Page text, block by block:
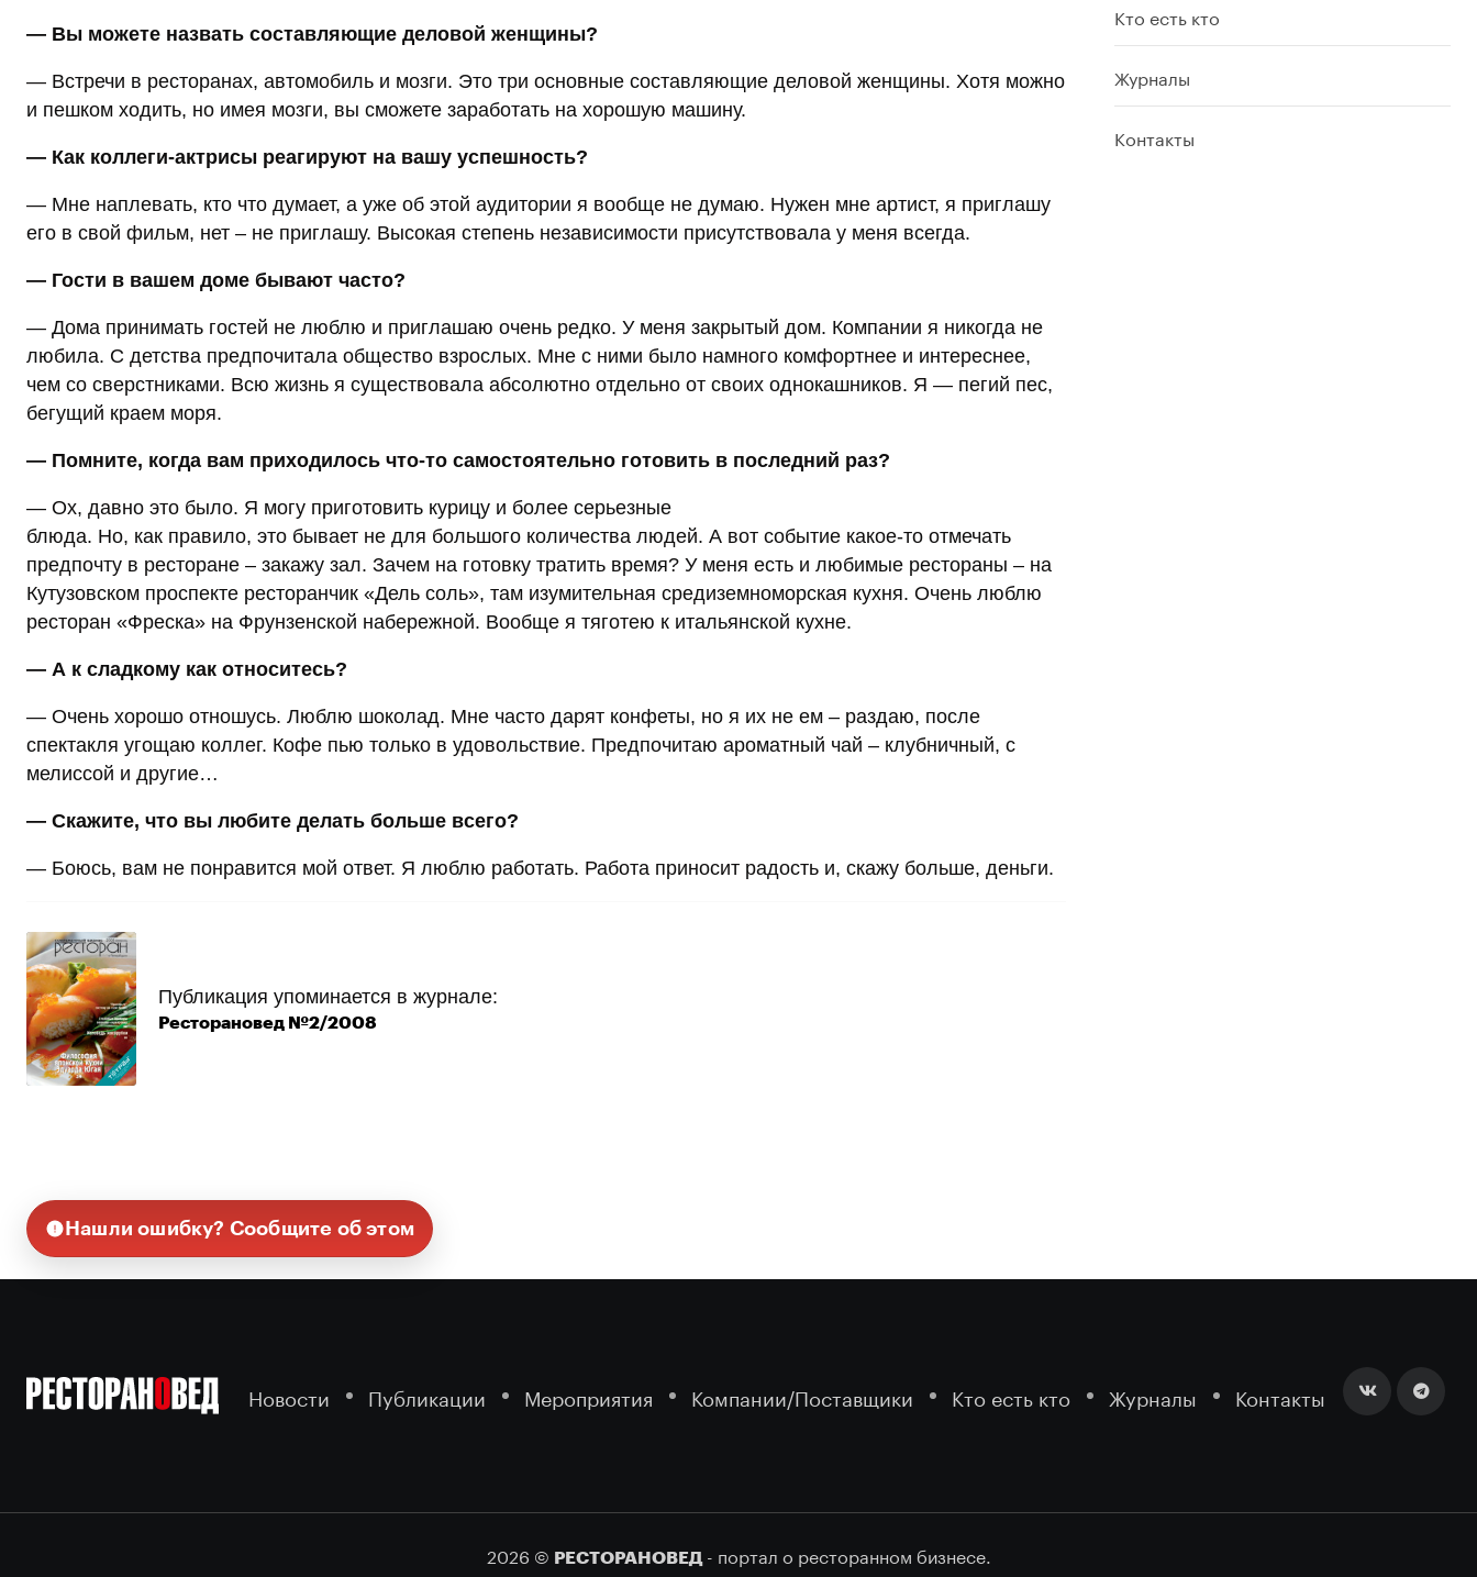
— Вы можете назвать составляющие деловой женщины?
— Встречи в ресторанах, автомобиль и мозги. Это три основные составляющие деловой женщины. Хотя можно
и пешком ходить, но имея мозги, вы сможете заработать на хорошую машину.
— Как коллеги-актрисы реагируют на вашу успешность?
— Мне наплевать, кто что думает, а уже об этой аудитории я вообще не думаю. Нужен мне артист, я приглашу
его в свой фильм, нет – не приглашу. Высокая степень независимости присутствовала у меня всегда.
— Гости в вашем доме бывают часто?
— Дома принимать гостей не люблю и приглашаю очень редко. У меня закрытый дом. Компании я никогда не
любила. С детства предпочитала общество взрослых. Мне с ними было намного комфортнее и интереснее,
чем со сверстниками. Всю жизнь я существовала абсолютно отдельно от своих однокашников. Я — пегий пес,
бегущий краем моря.
— Помните, когда вам приходилось что-то самостоятельно готовить в последний раз?
— Ох, давно это было. Я могу приготовить курицу и более серьезные
блюда. Но, как правило, это бывает не для большого количества людей. А вот событие какое-то отмечать
предпочту в ресторане – закажу зал. Зачем на готовку тратить время? У меня есть и любимые рестораны – на
Кутузовском проспекте ресторанчик «Дель соль», там изумительная средиземноморская кухня. Очень люблю
ресторан «Фреска» на Фрунзенской набережной. Вообще я тяготею к итальянской кухне.
— А к сладкому как относитесь?
— Очень хорошо отношусь. Люблю шоколад. Мне часто дарят конфеты, но я их не ем – раздаю, после
спектакля угощаю коллег. Кофе пью только в удовольствие. Предпочитаю ароматный чай – клубничный, с
мелиссой и другие…
— Скажите, что вы любите делать больше всего?
— Боюсь, вам не понравится мой ответ. Я люблю работать. Работа приносит радость и, скажу больше, деньги.
Публикация упоминается в журнале:
Ресторановед №2/2008
Нашли ошибку? Сообщите об этом
Кто есть кто
Журналы
Контакты
Новости Публикации Мероприятия Компании/Поставщики Кто есть кто Журналы Контакты
2026 © РЕСТОРАНОВЕД - портал о ресторанном бизнесе.